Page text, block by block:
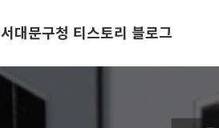
서대문구청 티스토리 블로그